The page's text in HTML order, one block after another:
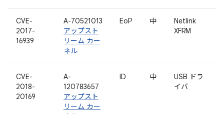
CVE-
2017-
16939
A-70521013
アップスト
リーム カー
ネル
EoP 中
Netlink
XFRM
CVE-
2018-
20169
A-
120783657
アップスト
リーム カー
ID 中
USB ドラ
イバ